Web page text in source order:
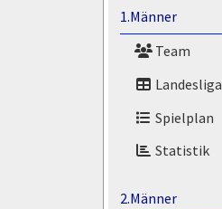
1.Männer
Team
Landesliga
Spielplan
Statistik
2.Männer